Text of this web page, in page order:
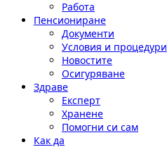
Работа
Пенсиониране
Документи
Условия и процедури
Новостите
Осигуряване
Здраве
Експерт
Хранене
Помогни си сам
Как да